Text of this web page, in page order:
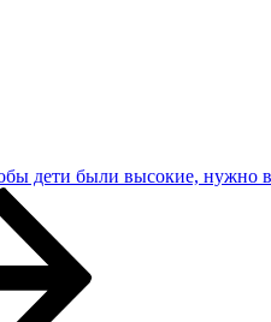
дети были высокие, нужно